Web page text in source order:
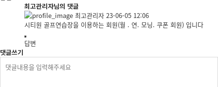
최고관리자님의 댓글
최고관리자 23-06-05 12:06
시티원 골프연습장을 이용하는 회원(월 . 연. 모닝. 쿠폰 회원) 입니다
답변
댓글쓰기